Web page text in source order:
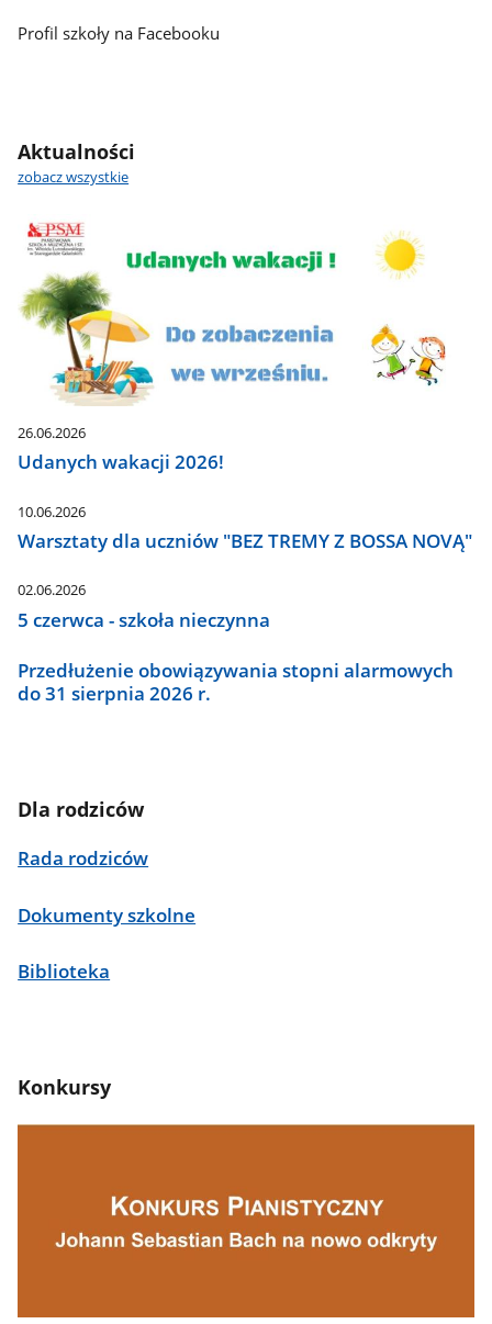
Profil szkoły na Facebooku
Aktualności
zobacz wszystkie
26.06.2026
Udanych wakacji 2026!
10.06.2026
Warsztaty dla uczniów "BEZ TREMY Z BOSSA NOVĄ"
02.06.2026
5 czerwca - szkoła nieczynna
Przedłużenie obowiązywania stopni alarmowych
do 31 sierpnia 2026 r.
Dla rodziców
Rada rodziców
Dokumenty szkolne
Biblioteka
Konkursy